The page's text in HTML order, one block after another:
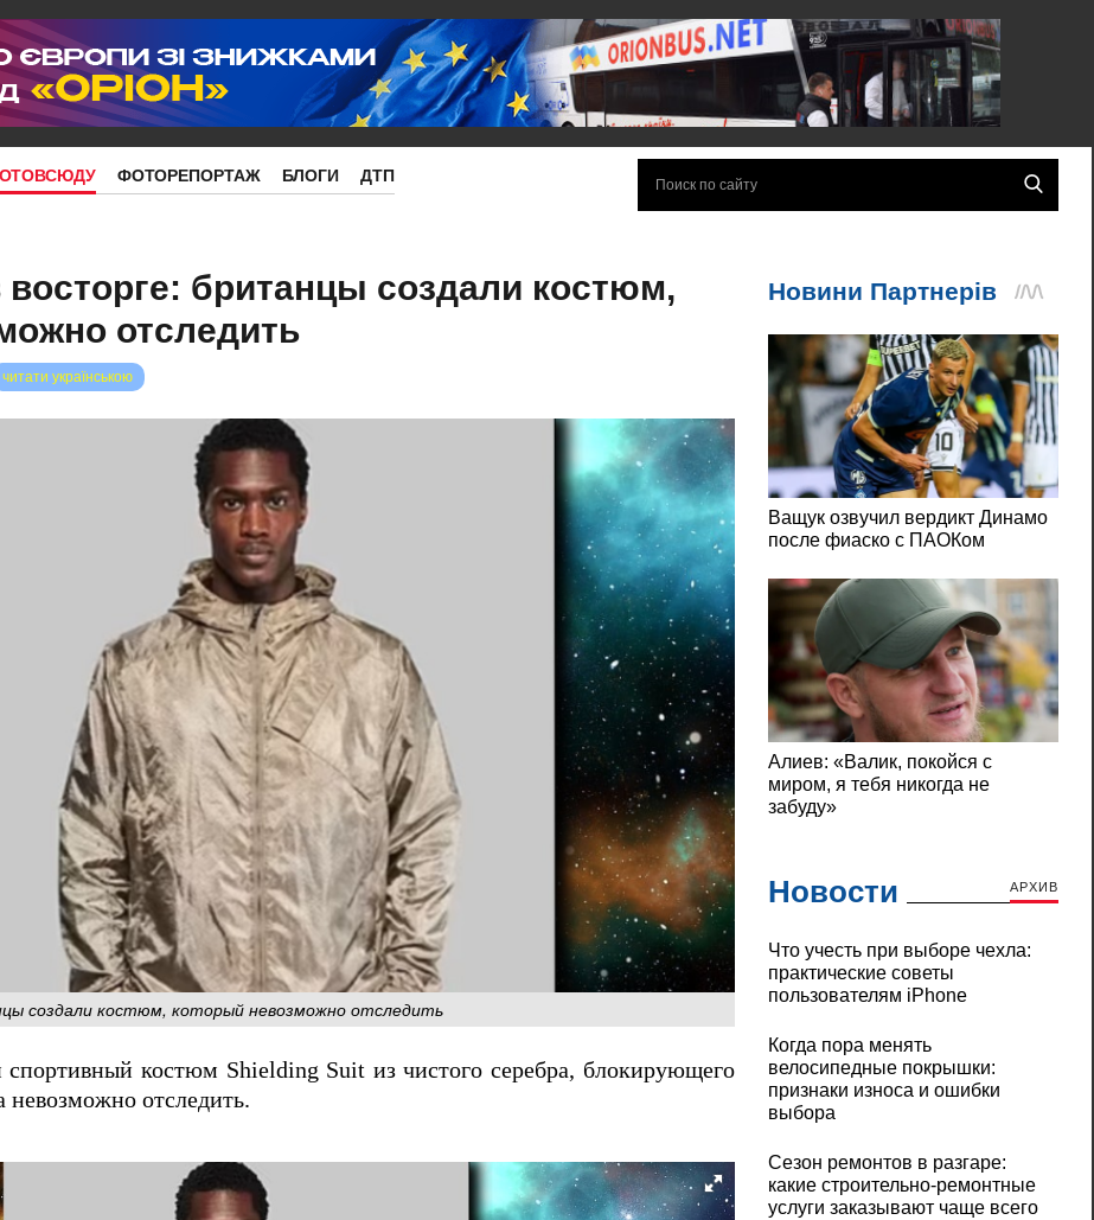
ФОТОРЕПОРТАЖ БЛОГИ ДТП
британцы создали костюм,
отследить
читати українською
создали костюм, который невозможно отследить
спортивный костюм Shielding Suit из чистого серебра, блокирующего
невозможно отследить.
Новости АРХИВ
Что учесть при выборе чехла:
практические советы
пользователям iPhone
Когда пора менять
велосипедные покрышки:
признаки износа и ошибки
выбора
Сезон ремонтов в разгаре:
какие строительно-ремонтные
услуги заказывают чаще всего